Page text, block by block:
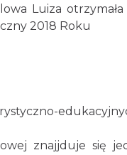
Luiza
2018 Roku
znajjduje się